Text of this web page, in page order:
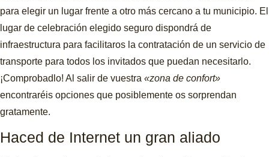
para elegir un lugar frente a otro más cercano a tu municipio. El
lugar de celebración elegido seguro dispondrá de
infraestructura para facilitaros la contratación de un servicio de
transporte para todos los invitados que puedan necesitarlo.
¡Comprobadlo! Al salir de vuestra «zona de confort»
encontraréis opciones que posiblemente os sorprendan
gratamente.
Haced de Internet un gran aliado